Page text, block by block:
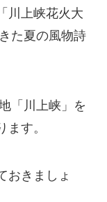
川上峡花火大
た夏の風物詩
「川上峡」を
す。
おきましょ